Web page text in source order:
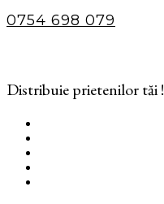
0754 698 079
Distribuie prietenilor tăi !